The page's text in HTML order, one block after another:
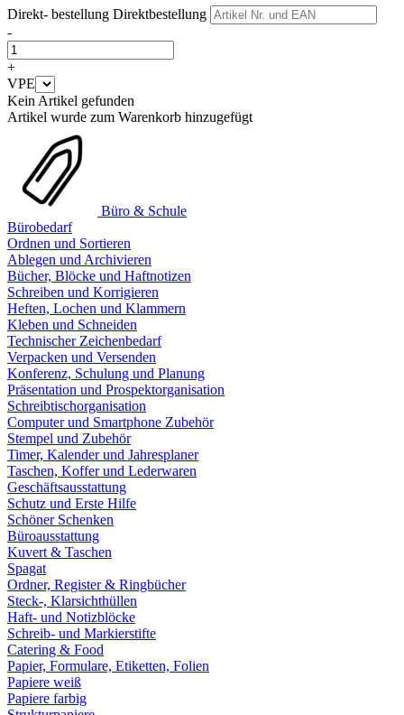
Direkt- bestellung Direktbestellung
-
+
VPE
Kein Artikel gefunden
Artikel wurde zum Warenkorb hinzugefügt
Büro & Schule
Bürobedarf
Ordnen und Sortieren
Ablegen und Archivieren
Bücher, Blöcke und Haftnotizen
Schreiben und Korrigieren
Heften, Lochen und Klammern
Kleben und Schneiden
Technischer Zeichenbedarf
Verpacken und Versenden
Konferenz, Schulung und Planung
Präsentation und Prospektorganisation
Schreibtischorganisation
Computer und Smartphone Zubehör
Stempel und Zubehör
Timer, Kalender und Jahresplaner
Taschen, Koffer und Lederwaren
Geschäftsausstattung
Schutz und Erste Hilfe
Schöner Schenken
Büroausstattung
Kuvert & Taschen
Spagat
Ordner, Register & Ringbücher
Steck-, Klarsichthüllen
Haft- und Notizblöcke
Schreib- und Markierstifte
Catering & Food
Papier, Formulare, Etiketten, Folien
Papiere weiß
Papiere farbig